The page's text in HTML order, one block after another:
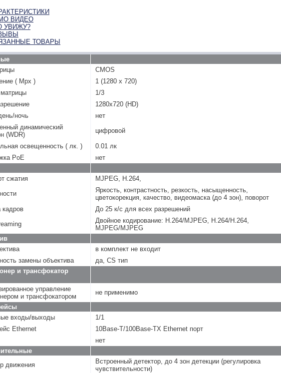
ВИДЕО
УВИЖУ?
ТОВАРЫ
CMOS
( Mpx )
1 (1280 х 720)
1/3
1280x720 (HD)
ночь
нет
динамический
(WDR)
цифровой
освещенность ( лк. )
0.01 лк
PoE
нет
сжатия
MJPEG, H.264,
Яркость, контрастность, резкость, насыщенность,
цветокорекция, качество, видеомаска (до 4 зон), поворот
кадров
До 25 к/с для всех разрешений
Двойное кодирование: Н.264/MJPEG, Н.264/Н.264,
MJPEG/MJPEG
в комплект не входит
замены объектива
да, CS тип
и трансфокатор
управление
и трансфокатором
не применимо
входы/выходы
1/1
Ethernet
10Base-T/100Base-TX Ethernet порт
нет
движения
Встроенный детектор, до 4 зон детекции (регулировка
чувствительности)